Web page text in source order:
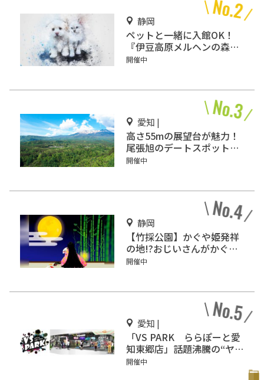
静岡
ペットと一緒に入館OK！
『伊豆高原メルヘンの森美
術館』をご紹介
開催中
愛知 |
高さ55mの展望台が魅力！
尾張旭のデートスポット
「スカイワードあさひ」
開催中
静岡
【竹採公園】かぐや姫発祥
の地!?おじいさんがかぐや
姫を見つけた場所を見に行
開催中
愛知 |
「VS PARK ららぽーと愛
知東郷店」話題沸騰の“ヤバ
すぎスポーツ”を体感せ
開催中